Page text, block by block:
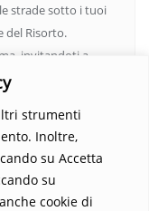
strumenti
Inoltre,
su Accetta
su
cookie di
strade sotto i tuoi
del Risorto.
invitandoti a
un mondo in cui
immergerti in
e lascia che la